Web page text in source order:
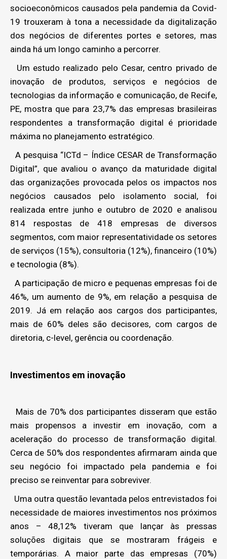
socioeconômicos causados pela pandemia da Covid-
19 trouxeram à tona a necessidade da digitalização
dos negócios de diferentes portes e setores, mas
ainda há um longo caminho a percorrer.
Um estudo realizado pelo Cesar, centro privado de
inovação de produtos, serviços e negócios de
tecnologias da informação e comunicação, de Recife,
PE, mostra que para 23,7% das empresas brasileiras
respondentes a transformação digital é prioridade
máxima no planejamento estratégico.
A pesquisa “ICTd – Índice CESAR de Transformação
Digital”, que avaliou o avanço da maturidade digital
das organizações provocada pelos os impactos nos
negócios causados pelo isolamento social, foi
realizada entre junho e outubro de 2020 e analisou
814 respostas de 418 empresas de diversos
segmentos, com maior representatividade os setores
de serviços (15%), consultoria (12%), financeiro (10%)
e tecnologia (8%).
A participação de micro e pequenas empresas foi de
46%, um aumento de 9%, em relação a pesquisa de
2019. Já em relação aos cargos dos participantes,
mais de 60% deles são decisores, com cargos de
diretoria, c-level, gerência ou coordenação.
Investimentos em inovação
Mais de 70% dos participantes disseram que estão
mais propensos a investir em inovação, com a
aceleração do processo de transformação digital.
Cerca de 50% dos respondentes afirmaram ainda que
seu negócio foi impactado pela pandemia e foi
preciso se reinventar para sobreviver.
Uma outra questão levantada pelos entrevistados foi
necessidade de maiores investimentos nos próximos
anos – 48,12% tiveram que lançar às pressas
soluções digitais que se mostraram frágeis e
temporárias. A maior parte das empresas (70%)